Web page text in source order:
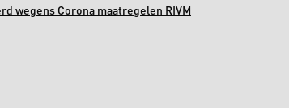
wegens Corona maatregelen RIVM